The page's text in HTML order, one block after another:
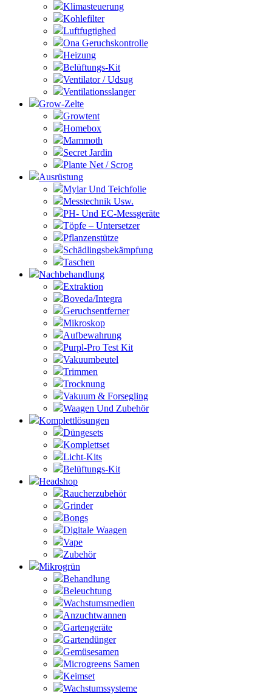
Klimasteuerung
Kohlefilter
Luftfugtighed
Ona Geruchskontrolle
Heizung
Belüftungs-Kit
Ventilator / Udsug
Ventilationsslanger
Grow-Zelte
Growtent
Homebox
Mammoth
Secret Jardin
Plante Net / Scrog
Ausrüstung
Mylar Und Teichfolie
Messtechnik Usw.
PH- Und EC-Messgeräte
Töpfe – Untersetzer
Pflanzenstütze
Schädlingsbekämpfung
Taschen
Nachbehandlung
Extraktion
Boveda/Integra
Geruchsentferner
Mikroskop
Aufbewahrung
Purpl-Pro Test Kit
Vakuumbeutel
Trimmen
Trocknung
Vakuum & Forsegling
Waagen Und Zubehör
Komplettlösungen
Düngesets
Komplettset
Licht-Kits
Belüftungs-Kit
Headshop
Raucherzubehör
Grinder
Bongs
Digitale Waagen
Vape
Zubehör
Mikrogrün
Behandlung
Beleuchtung
Wachstumsmedien
Anzuchtwannen
Gartengeräte
Gartendünger
Gemüsesamen
Microgreens Samen
Keimset
Wachstumssysteme